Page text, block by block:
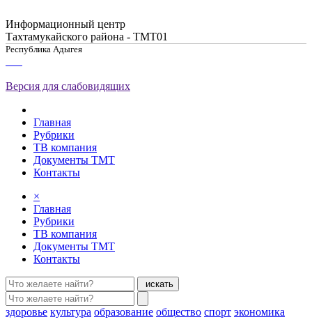
Информационный центр
Тахтамукайского района - ТМТ01
Республика Адыгея
Версия для слабовидящих
Главная
Рубрики
ТВ компания
Документы ТМТ
Контакты
×
Главная
Рубрики
ТВ компания
Документы ТМТ
Контакты
искать
здоровье культура образование общество спорт экономика